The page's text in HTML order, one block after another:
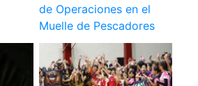
de Operaciones en el
Muelle de Pescadores